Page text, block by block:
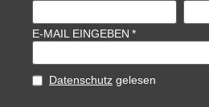
E-MAIL EINGEBEN
Datenschutz gelesen